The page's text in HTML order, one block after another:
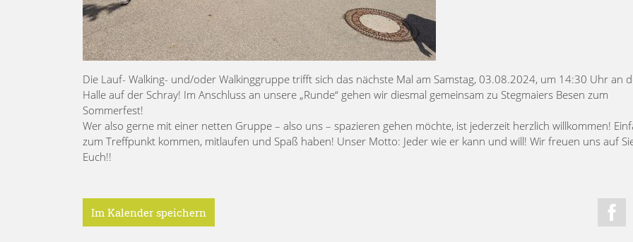
Die Lauf- Walking- und/oder Walkinggruppe trifft sich das nächste Mal am Samstag, 03.08.2024, um 14:30 Uhr an
Halle auf der Schray! Im Anschluss an unsere „Runde“ gehen wir diesmal gemeinsam zu Stegmaiers Besen zum
Sommerfest!
Wer also gerne mit einer netten Gruppe – also uns – spazieren gehen möchte, ist jederzeit herzlich willkommen!
zum Treffpunkt kommen, mitlaufen und Spaß haben! Unser Motto: Jeder wie er kann und will! Wir freuen uns auf
Euch!!
Im Kalender speichern